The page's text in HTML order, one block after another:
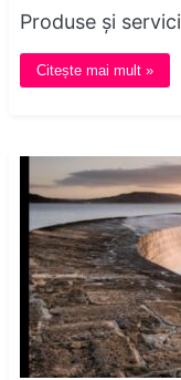
Produse și
Citește mai mult »